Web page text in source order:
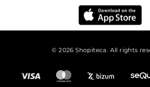
© 2026 Shopiteca. All rights